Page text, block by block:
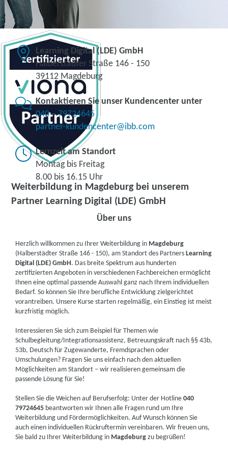
Weiterbildung in Magdeburg bei unserem
Partner Learning Digital (LDE) GmbH
Learning Digital (LDE) GmbH
Halberstädter Straße 146 - 150
39112 Magdeburg
Kontaktieren Sie unser Kundencenter unter
040 – 79724645
partner-kundencenter@ibb.com
Lernzeit am Standort
Montag bis Freitag
8.00 bis 16.15 Uhr
Über uns
Herzlich willkommen zu Ihrer Weiterbildung in Magdeburg
(Halberstädter Straße 146 - 150), am Standort des PartnersLearning
Digital (LDE) GmbH. Das breite Spektrum aus hunderten
zertifizierten Angeboten in verschiedenen Fachbereichen ermöglicht
Ihnen eine optimal passende Auswahl ganz nach Ihrem individuellen
Bedarf. So können Sie Ihre berufliche Entwicklung zielgerichtet
vorantreiben. Unsere Kurse starten regelmäßig, ein Einstieg ist meist
kurzfristig möglich.
Interessieren Sie sich zum Beispiel für Themen wie
Schulbegleitung/Integrationsassistenz, Betreuungskraft nach §§ 43b,
53b, Deutsch für Zugewanderte, Fremdsprachen oder
Umschulungen? Fragen Sie uns einfach nach den aktuellen
Möglichkeiten am Standort – wir realisieren gemeinsam die
passende Lösung für Sie!
Stellen Sie die Weichen auf Berufserfolg: Unter der Hotline040
79724645 beantworten wir Ihnen alle Fragen rund um Ihre
Weiterbildung und Fördermöglichkeiten. Auf Wunsch können Sie
auch einen individuellen Rückruftermin vereinbaren. Wir freuen uns,
Sie bald zu Ihrer Weiterbildung in Magdeburg zu begrüßen!